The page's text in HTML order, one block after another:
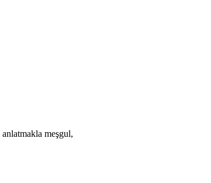
anlatmakla meşgul,